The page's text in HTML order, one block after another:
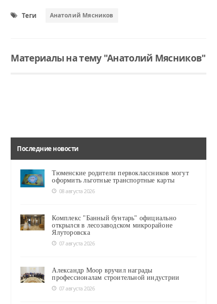
Теги Анатолий Мясников
Материалы на тему "Анатолий Мясников"
Последние новости
Тюменские родители первоклассников могут
оформить льготные транспортные карты
08 августа 2026
Комплекс "Банный бунтарь" официально
открылся в лесозаводском микрорайоне
Ялуторовска
07 августа 2026
Александр Моор вручил награды
профессионалам строительной индустрии
07 августа 2026